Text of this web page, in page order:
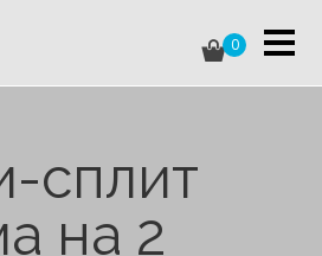
0
сплит
на 2